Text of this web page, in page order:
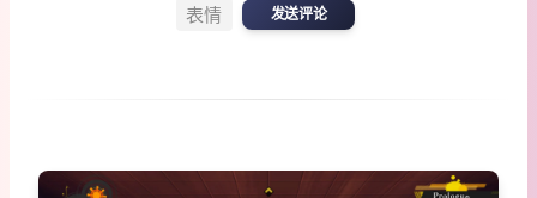
表情 发送评论